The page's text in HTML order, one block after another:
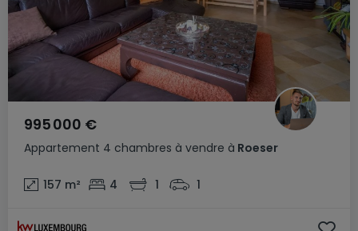
Appartement 4 chambres à vendre à Roeser
995 000 €
157 m² 4 1 1